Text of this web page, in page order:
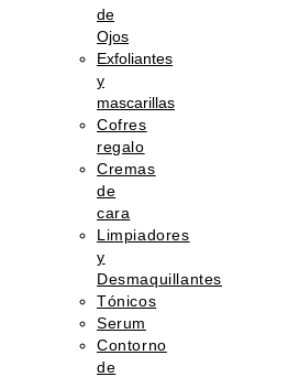
de
Ojos
Exfoliantes
y
mascarillas
Cofres
regalo
Cremas
de
cara
Limpiadores
y
Desmaquillantes
Tónicos
Serum
Contorno
de